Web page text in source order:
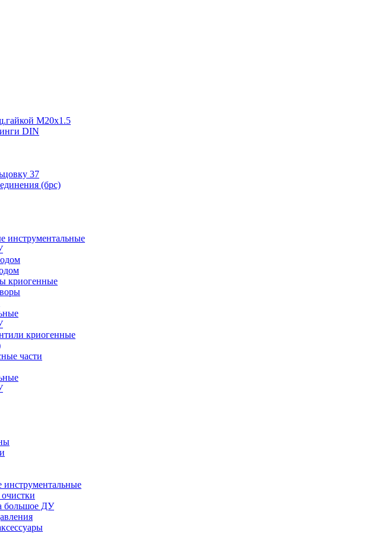
M20x1.5
DIN
37
(брс)
инструментальные
криогенные
криогенные
части
большое ДУ